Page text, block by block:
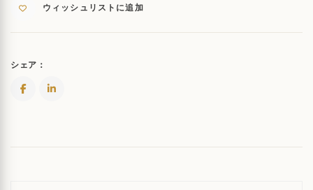
ウィッシュリストに追加
シェア：